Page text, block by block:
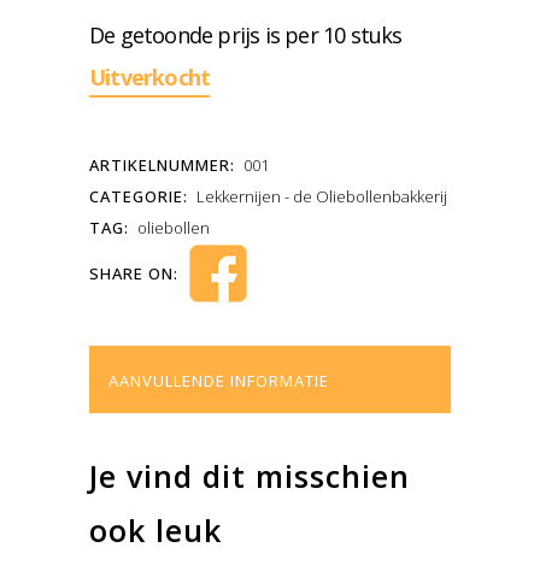
De getoonde prijs is per 10 stuks
Uitverkocht
ARTIKELNUMMER: 001
CATEGORIE: Lekkernijen - de Oliebollenbakkerij
TAG: oliebollen
SHARE ON:
AANVULLENDE INFORMATIE
Je vind dit misschien
ook leuk